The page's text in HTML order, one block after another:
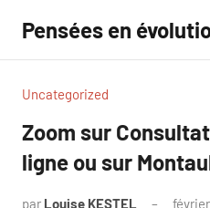
contenu
Pensées en
Uncategorized
Zoom sur
ligne ou sur
par Louise KESTEL